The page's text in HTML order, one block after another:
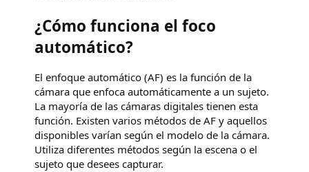
¿Cómo funciona el foco
automático?
El enfoque automático (AF) es la función de la
cámara que enfoca automáticamente a un sujeto.
La mayoría de las cámaras digitales tienen esta
función. Existen varios métodos de AF y aquellos
disponibles varían según el modelo de la cámara.
Utiliza diferentes métodos según la escena o el
sujeto que desees capturar.